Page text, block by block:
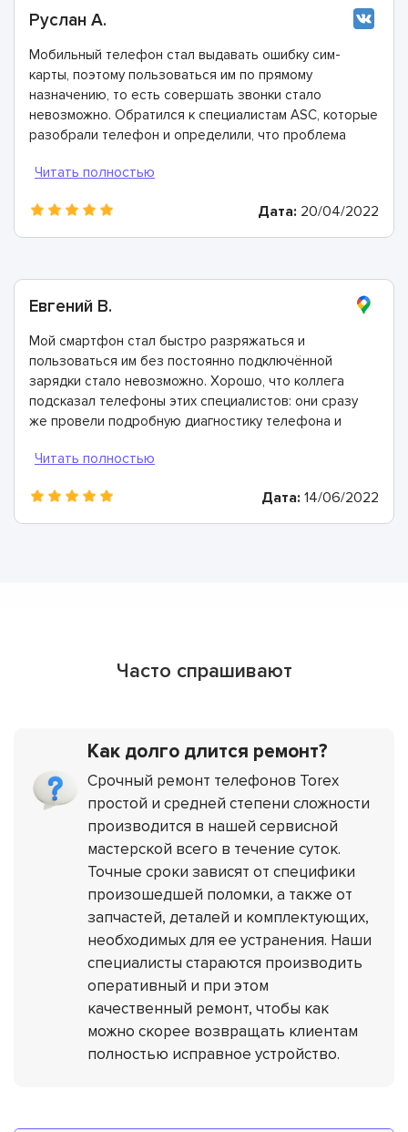
Руслан А.
Мобильный телефон стал выдавать ошибку сим-
карты, поэтому пользоваться им по прямому
назначению, то есть совершать звонки стало
невозможно. Обратился к специалистам ASC, которые
разобрали телефон и определили, что проблема
телефона. Почистили их всего за 20 минут и теперь
Дата: 20/04/2022
Евгений В.
Мой смартфон стал быстро разряжаться и
пользоваться им без постоянно подключённой
зарядки стало невозможно. Хорошо, что коллега
подсказал телефоны этих специалистов: они сразу
же провели подробную диагностику телефона и
ресурс аккумуляторе. Всего через 40 минут он был
отлично!
Дата: 14/06/2022
Часто спрашивают
Как долго длится ремонт?
Срочный ремонт телефонов Torex
простой и средней степени сложности
производится в нашей сервисной
мастерской всего в течение суток.
Точные сроки зависят от специфики
произошедшей поломки, а также от
запчастей, деталей и комплектующих,
необходимых для ее устранения. Наши
специалисты стараются производить
оперативный и при этом
качественный ремонт, чтобы как
можно скорее возвращать клиентам
полностью исправное устройство.